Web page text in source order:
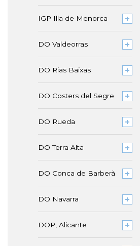
IGP Illa de Menorca
DO Valdeorras
DO Rias Baixas
DO Costers del Segre
DO Rueda
DO Terra Alta
DO Conca de Barberà
DO Navarra
DOP, Alicante